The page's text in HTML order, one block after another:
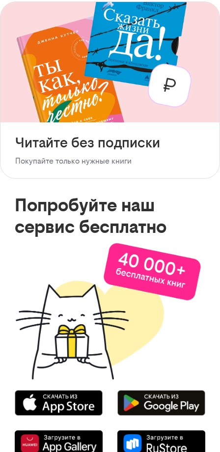
Читайте без подписки
Покупайте только нужные книги
Попробуйте наш
сервис бесплатно